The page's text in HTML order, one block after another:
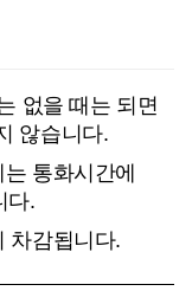
없을 때는 되면
않습니다.
통화시간에
다.
차감됩니다.